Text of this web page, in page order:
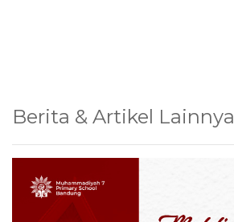
Berita & Artikel Lainnya